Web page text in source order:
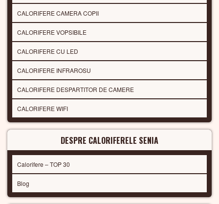
CALORIFERE CAMERA COPII
CALORIFERE VOPSIBILE
CALORIFERE CU LED
CALORIFERE INFRAROSU
CALORIFERE DESPARTITOR DE CAMERE
CALORIFERE WIFI
DESPRE CALORIFERELE SENIA
Calorifere – TOP 30
Blog